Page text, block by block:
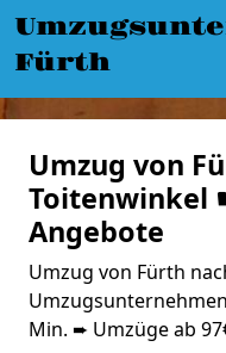
Fürth
Umzug von
Toitenwinkel
Angebote
Umzug von Fürth
Min. ➨ Umzüge ab